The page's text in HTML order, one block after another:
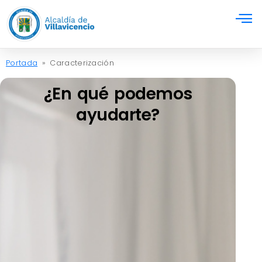
Portada » Caracterización
¿En qué podemos
ayudarte?